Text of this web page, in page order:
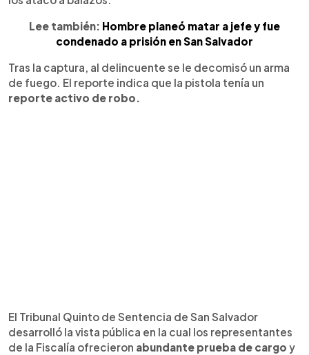
Lee también: Hombre planeó matar a jefe y fue
condenado a prisión en San Salvador
Tras la captura, al delincuente se le decomisó un arma
de fuego. El reporte indica que la pistola tenía un
reporte activo de robo.
El Tribunal Quinto de Sentencia de San Salvador
desarrolló la vista pública en la cual los representantes
de la Fiscalía ofrecieron abundante prueba de cargo y